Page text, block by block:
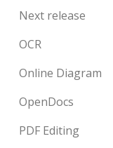
Next release
OCR
Online Diagram
OpenDocs
PDF Editing